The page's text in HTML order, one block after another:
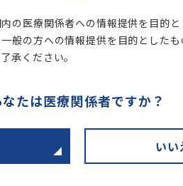
の医療関係者への情報提供を目的と
般の方への情報提供を目的とした
承ください。
なたは医療関係者ですか？
いい